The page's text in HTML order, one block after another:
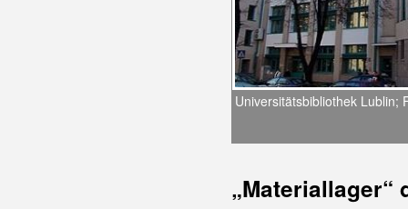
Universitätsbibliothek Lublin;
„Materiallager“